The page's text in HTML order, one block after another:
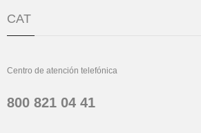
CAT
Centro de atención telefónica
800 821 04 41